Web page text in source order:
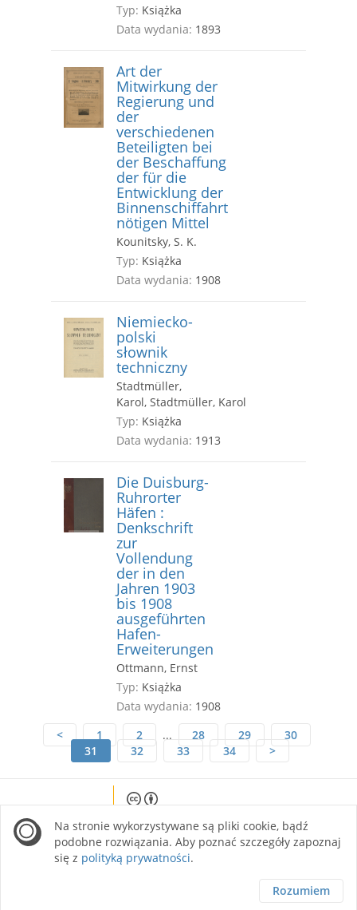
Typ: Książka
Data wydania: 1893
Art der
Mitwirkung der
Regierung und
der
verschiedenen
Beteiligten bei
der Beschaffung
der für die
Entwicklung der
Binnenschiffahrt
nötigen Mittel
Kounitsky, S. K.
Typ: Książka
Data wydania: 1908
Niemiecko-
polski
słownik
techniczny
Stadtmüller,
Karol, Stadtmüller, Karol
Typ: Książka
Data wydania: 1913
Die Duisburg-
Ruhrorter
Häfen :
Denkschrift
zur
Vollendung
der in den
Jahren 1903
bis 1908
ausgeführten
Hafen-
Erweiterungen
Ottmann, Ernst
Typ: Książka
Data wydania: 1908
<
1 2 ... 28 29
30
31
32 33 34 >
site is licensed under a Creative Commons
Attribution 4.0 International license.
Na stronie wykorzystywane są pliki cookie, bądź
podobne rozwiązania. Aby poznać szczegóły zapoznaj
się z polityką prywatności.
Rozumiem